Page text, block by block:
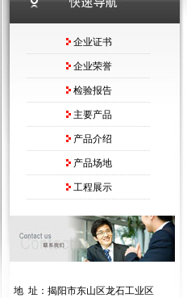
企业证书
企业荣誉
检验报告
主要产品
产品介绍
产品场地
工程展示
地 址：揭阳市东山区龙石工业区